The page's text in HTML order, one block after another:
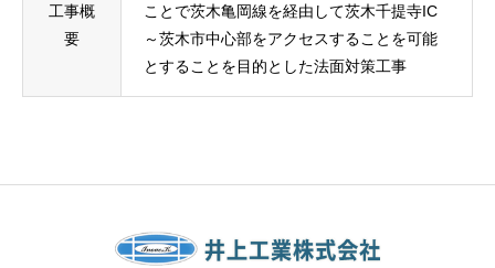
工事概
要
ことで茨木亀岡線を経由して茨木千提寺IC
～茨木市中心部をアクセスすることを可能
とすることを目的とした法面対策工事